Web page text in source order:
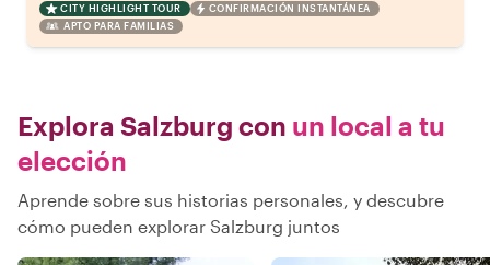
CITY HIGHLIGHT TOUR
CONFIRMACIÓN INSTANTÁNEA
APTO PARA FAMILIAS
Explora Salzburg con un local a tu
elección
Aprende sobre sus historias personales, y descubre
cómo pueden explorar Salzburg juntos